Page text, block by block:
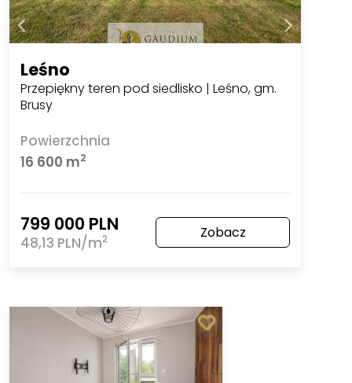
Leśno
Przepiękny teren pod siedlisko | Leśno, gm.
Brusy
Powierzchnia
16 600 m2
799 000 PLN
48,13 PLN/m2 Zobacz